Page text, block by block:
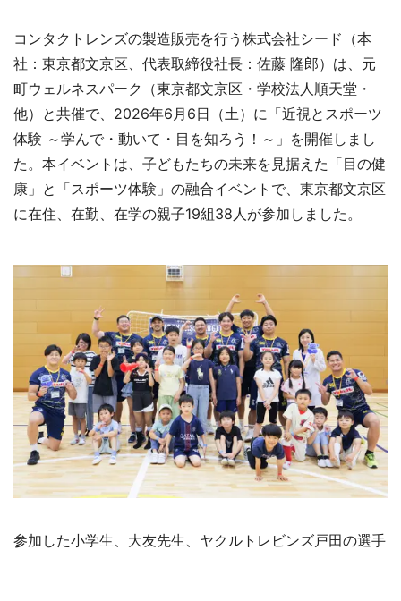
コンタクトレンズの製造販売を行う株式会社シード（本
社：東京都文京区、代表取締役社長：佐藤 隆郎）は、元
町ウェルネスパーク（東京都文京区・学校法人順天堂・
他）と共催で、2026年6月6日（土）に「近視とスポーツ
体験 ～学んで・動いて・目を知ろう！～」を開催しまし
た。本イベントは、子どもたちの未来を見据えた「目の健
康」と「スポーツ体験」の融合イベントで、東京都文京区
に在住、在勤、在学の親子19組38人が参加しました。
参加した小学生、大友先生、ヤクルトレビンズ戸田の選手